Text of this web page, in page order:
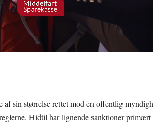
sin størrelse rettet mod en offentlig
Hidtil har lignende sanktioner primært